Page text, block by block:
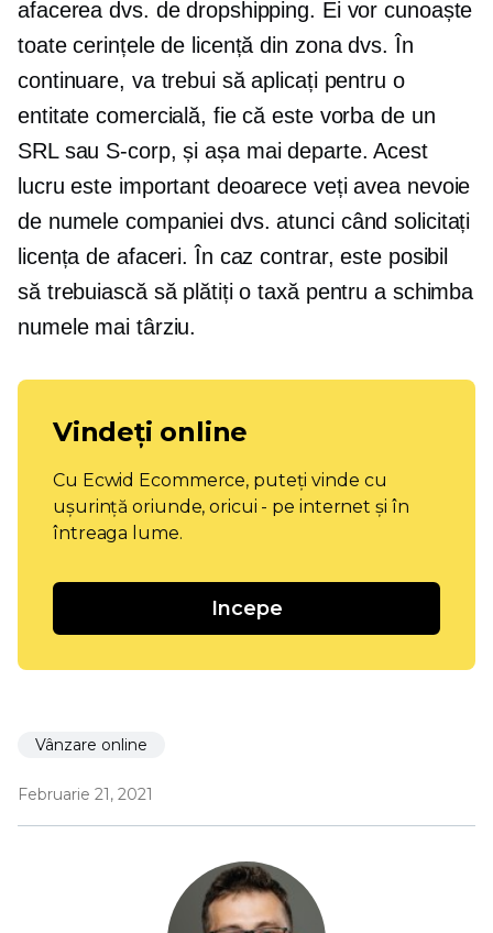
afacerea dvs. de dropshipping. Ei vor cunoaște
toate cerințele de licență din zona dvs. În
continuare, va trebui să aplicați pentru o
entitate comercială, fie că este vorba de un
SRL sau S-corp, și așa mai departe. Acest
lucru este important deoarece veți avea nevoie
de numele companiei dvs. atunci când solicitați
licența de afaceri. În caz contrar, este posibil
să trebuiască să plătiți o taxă pentru a schimba
numele mai târziu.
Vindeți online
Cu Ecwid Ecommerce, puteți vinde cu
ușurință oriunde, oricui - pe internet și în
întreaga lume.
Incepe
Vânzare online
Februarie 21, 2021